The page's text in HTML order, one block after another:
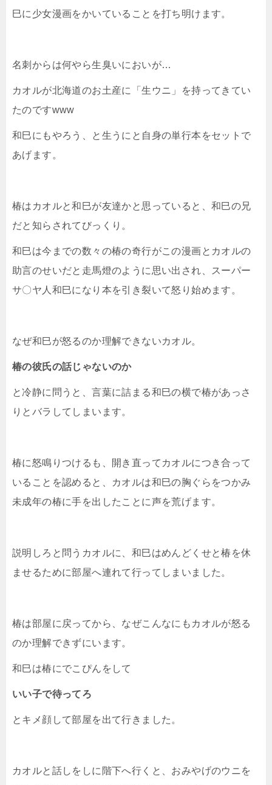
巳に少女漫画をかいていることを打ち明けます。
名刺からは何やら生臭いにおいが…
カオルが北海道のお土産に「生ウニ」を持ってきてい
たのですwww
和巳にもやろう、と生うにと自身の単行本をセットで
あげます。
椿はカオルと和巳が友達かと思っていると、和巳の兄
だと知らされてびっくり。
和巳は今までの数々の椿の奇行がこの漫画とカオルの
助言のせいだと走馬燈のように思い出され、スーパー
サ〇ヤ人和巳になり本を引き裂いて怒り始めます。
なぜ和巳が怒るのか理解できないカオル。
椿の彼氏の話じゃないのか
と冷静に問うと、言葉に詰まる和巳の横で椿があっさ
りとバラしてしまいます。
椿に怒鳴りつけるも、開き直ってカオルにつき合って
いることを認めると、カオルは和巳の胸ぐらをつかみ
未成年の椿に手を出したことに声を荒げます。
説明しろと問うカオルに、和巳はめんどくせと椿を休
ませるために部屋へ連れて行ってしまいました。
椿は部屋に戻ってから、なぜこんなにもカオルが怒る
のか理解できずにいます。
和巳は椿にでこぴんをして
いい子で待ってろ
とキメ顔して部屋を出て行きました。
カオルと話しをしに階下へ行くと、おみやげのウニを